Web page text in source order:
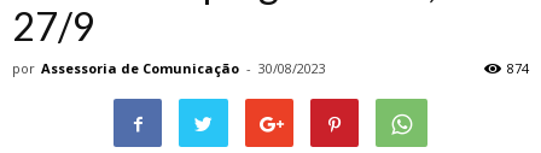
27/9
por Assessoria de Comunicação - 30/08/2023 874